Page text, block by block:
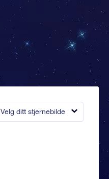
Velg ditt stjernebilde